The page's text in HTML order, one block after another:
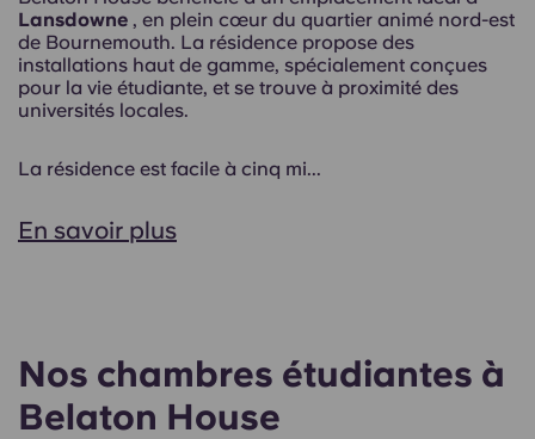
Lansdowne , en plein cœur du quartier animé nord-est
de Bournemouth. La résidence propose des
installations haut de gamme, spécialement conçues
pour la vie étudiante, et se trouve à proximité des
universités locales.
La résidence est facile à cinq mi...
En savoir plus
Nos chambres étudiantes à
Belaton House